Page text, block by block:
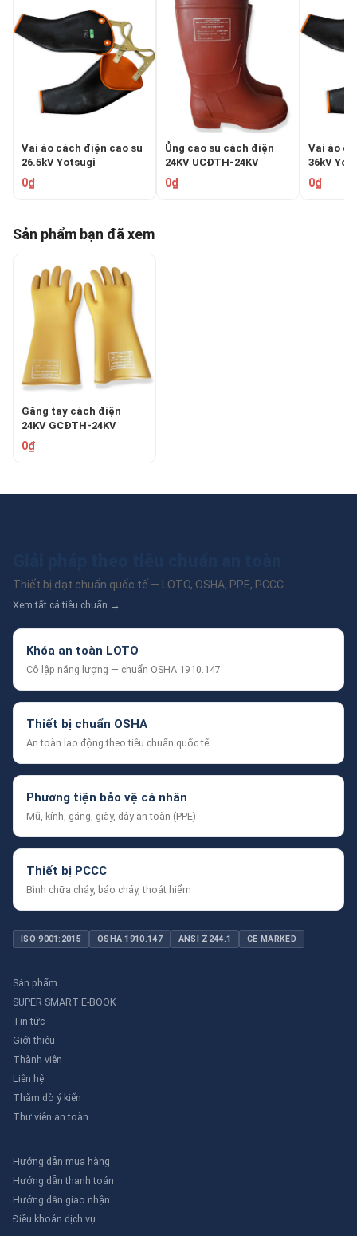
Vai áo cách điện cao su
26.5kV Yotsugi
GLOVAREX YS-138-23
0₫
Ủng cao su cách điện
24KV UCĐTH-24KV
0₫
Vai áo
36kV
YS-138-
0₫
Sản phẩm bạn đã xem
Găng tay cách điện
24KV GCĐTH-24KV
0₫
Thiết bị đạt chuẩn quốc tế — LOTO, OSHA, PPE, PCCC.
Xem tất cả tiêu chuẩn →
Khóa an toàn LOTO
Cô lập năng lượng — chuẩn OSHA 1910.147
Thiết bị chuẩn OSHA
An toàn lao động theo tiêu chuẩn quốc tế
Phương tiện bảo vệ cá nhân
Mũ, kính, găng, giày, dây an toàn (PPE)
Thiết bị PCCC
Bình chữa cháy, báo cháy, thoát hiểm
ISO 9001:2015 OSHA 1910.147 ANSI Z244.1 CE MARKED
Sản phẩm
SUPER SMART E-BOOK
Tin tức
Giới thiệu
Thành viên
Liên hệ
Thăm dò ý kiến
Thư viên an toàn
Hướng dẫn mua hàng
Hướng dẫn thanh toán
Hướng dẫn giao nhận
Điều khoản dịch vụ